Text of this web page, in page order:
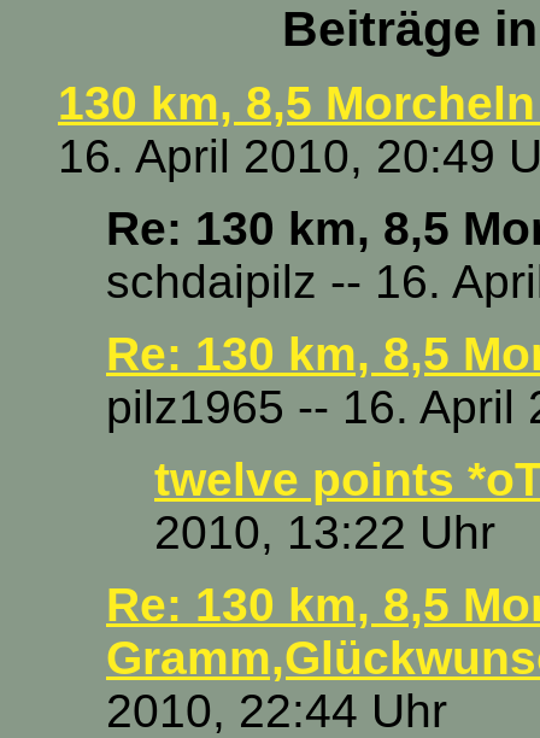
Beiträge
130 km, 8,5
16. April 2010, 20:49
Re: 130 km, 8,5
schdaipilz -- 16.
Re: 130 km, 8,5
pilz1965 -- 16. April
twelve points
2010, 13:22 Uhr
Re: 130 km, 8,5
2010, 22:44 Uhr